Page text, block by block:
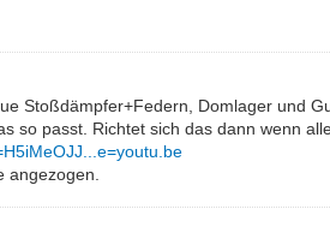
Stoßdämpfer+Federn, Domlager und
so passt. Richtet sich das dann wenn
angezogen.